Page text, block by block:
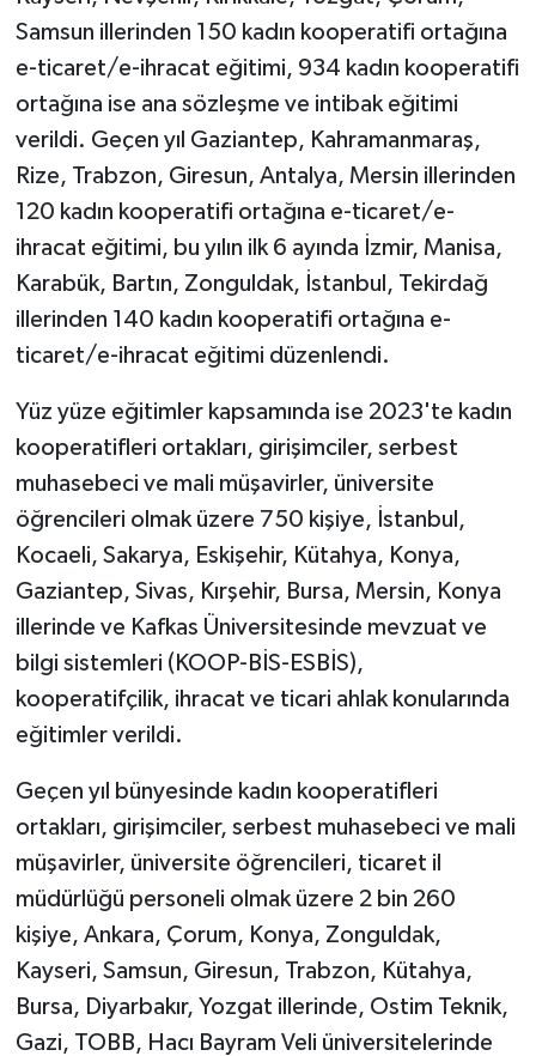
Samsun illerinden 150 kadın kooperatifi ortağına
e-ticaret/e-ihracat eğitimi, 934 kadın kooperatifi
ortağına ise ana sözleşme ve intibak eğitimi
verildi. Geçen yıl Gaziantep, Kahramanmaraş,
Rize, Trabzon, Giresun, Antalya, Mersin illerinden
120 kadın kooperatifi ortağına e-ticaret/e-
ihracat eğitimi, bu yılın ilk 6 ayında İzmir, Manisa,
Karabük, Bartın, Zonguldak, İstanbul, Tekirdağ
illerinden 140 kadın kooperatifi ortağına e-
ticaret/e-ihracat eğitimi düzenlendi.
Yüz yüze eğitimler kapsamında ise 2023'te kadın
kooperatifleri ortakları, girişimciler, serbest
muhasebeci ve mali müşavirler, üniversite
öğrencileri olmak üzere 750 kişiye, İstanbul,
Kocaeli, Sakarya, Eskişehir, Kütahya, Konya,
Gaziantep, Sivas, Kırşehir, Bursa, Mersin, Konya
illerinde ve Kafkas Üniversitesinde mevzuat ve
bilgi sistemleri (KOOP-BİS-ESBİS),
kooperatifçilik, ihracat ve ticari ahlak konularında
eğitimler verildi.
Geçen yıl bünyesinde kadın kooperatifleri
ortakları, girişimciler, serbest muhasebeci ve mali
müşavirler, üniversite öğrencileri, ticaret il
müdürlüğü personeli olmak üzere 2 bin 260
kişiye, Ankara, Çorum, Konya, Zonguldak,
Kayseri, Samsun, Giresun, Trabzon, Kütahya,
Bursa, Diyarbakır, Yozgat illerinde, Ostim Teknik,
Gazi, TOBB, Hacı Bayram Veli üniversitelerinde